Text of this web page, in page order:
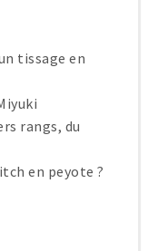
tissage en
rangs, du
en peyote ?